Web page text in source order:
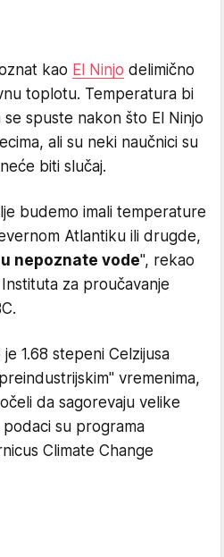
kao El Ninjo delimično
toplotu. Temperatura bi
spuste nakon što El Ninjo
ali su neki naučnici su
biti slučaj.
budemo imali temperature
Atlantiku ili drugde,
nepoznate vode", rekao
za proučavanje
1.68 stepeni Celzijusa
vremenima,
da sagorevaju velike
su programa
Climate Change